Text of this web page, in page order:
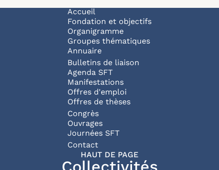
Navigation principale
Accueil
Fondation et objectifs
Organigramme
Groupes thématiques
Annuaire
Bulletins de liaison
Agenda SFT
Manifestations
Offres d'emploi
Offres de thèses
Congrès
Ouvrages
Journées SFT
Pied de page
Contact
HAUT DE PAGE